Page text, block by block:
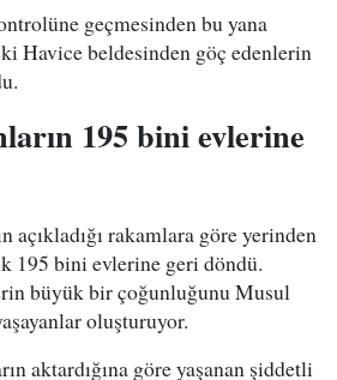
geçmesinden bu yana
Havice beldesinden göç edenlerin
195 bini evlerine
açıkladığı rakamlara göre yerinden
195 bini evlerine geri döndü.
büyük bir çoğunluğunu Musul
oluşturuyor.
aktardığına göre yaşanan şiddetli